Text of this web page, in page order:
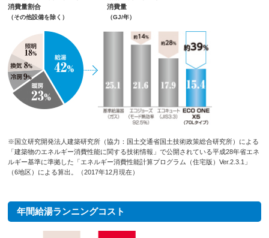
消費量割合
（その他設備を除く）
消費量
（GJ/年）
※国立研究開発法人建築研究所（協力：国土交通省国土技術政策総合研究所）による
「建築物のエネルギー消費性能に関する技術情報」で公開されている平成28年省エネ
ルギー基準に準拠した「エネルギー消費性能計算プログラム（住宅版）Ver.2.3.1」
（6地区）による算出。（2017年12月現在）
年間給湯ランニングコスト